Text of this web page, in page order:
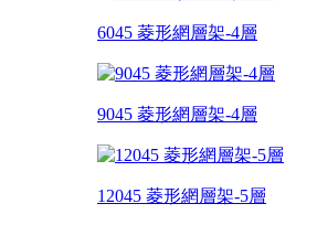
6045 菱形網層架-4層
9045 菱形網層架-4層
12045 菱形網層架-5層